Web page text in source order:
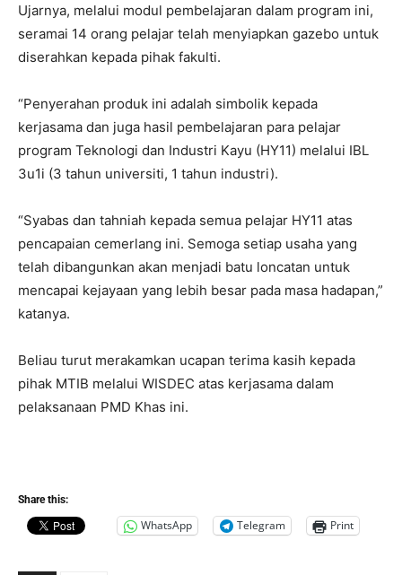
Ujarnya, melalui modul pembelajaran dalam program ini,
seramai 14 orang pelajar telah menyiapkan gazebo untuk
diserahkan kepada pihak fakulti.
“Penyerahan produk ini adalah simbolik kepada
kerjasama dan juga hasil pembelajaran para pelajar
program Teknologi dan Industri Kayu (HY11) melalui IBL
3u1i (3 tahun universiti, 1 tahun industri).
“Syabas dan tahniah kepada semua pelajar HY11 atas
pencapaian cemerlang ini. Semoga setiap usaha yang
telah dibangunkan akan menjadi batu loncatan untuk
mencapai kejayaan yang lebih besar pada masa hadapan,”
katanya.
Beliau turut merakamkan ucapan terima kasih kepada
pihak MTIB melalui WISDEC atas kerjasama dalam
pelaksanaan PMD Khas ini.
Share this:
WhatsApp Telegram Print